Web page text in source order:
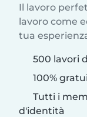
Il lavoro
lavoro come
tua
500 lavori
100%
Tutti i
d'identità